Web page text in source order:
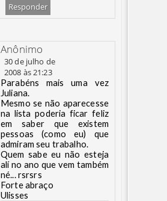
Responder
Anônimo
30 de julho de
2008 às 21:23
Parabéns mais uma vez
Juliana.
Mesmo se não aparecesse
na lista poderia ficar feliz
em saber que existem
pessoas (como eu) que
admiram seu trabalho.
Quem sabe eu não esteja
alí no ano que vem também
né... rsrsrs
Forte abraço
Ulisses